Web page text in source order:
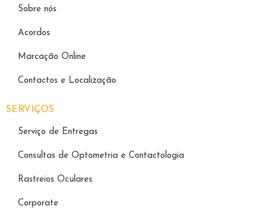
Sobre nós
Acordos
Marcação Online
Contactos e Localização
SERVIÇOS
Serviço de Entregas
Consultas de Optometria e Contactologia​
Rastreios Oculares
Corporate